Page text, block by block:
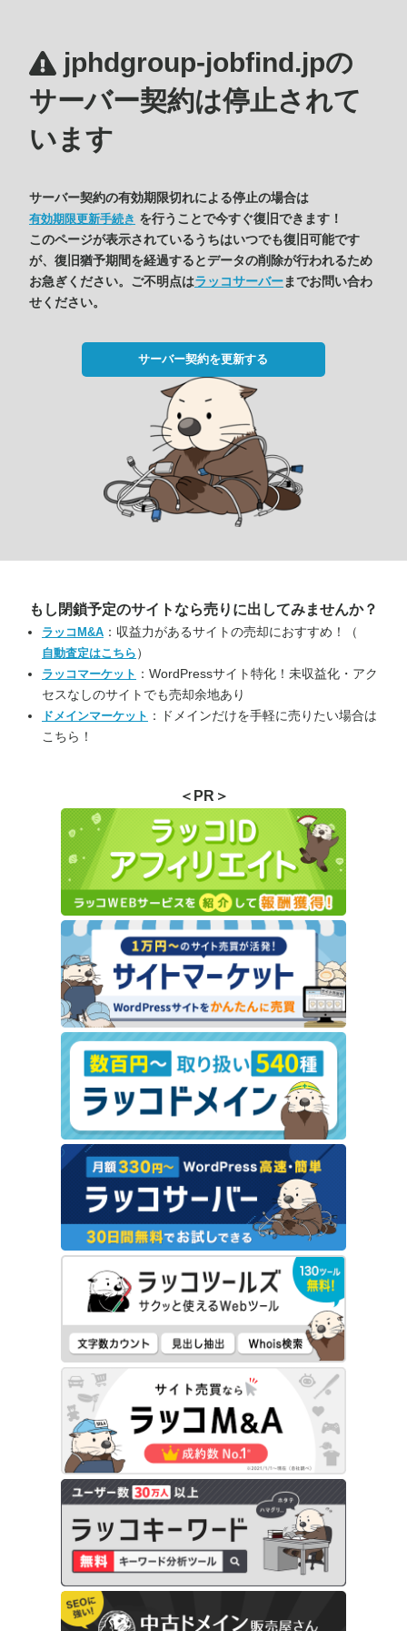
jphdgroup-jobfind.jpの
サーバー契約は停止されて
います
サーバー契約の有効期限切れによる停止の場合は
有効期限更新手続き を行うことで今すぐ復旧できます！
このページが表示されているうちはいつでも復旧可能です
が、復旧猶予期間を経過するとデータの削除が行われるため
お急ぎください。ご不明点はラッコサーバーまでお問い合わ
せください。
サーバー契約を更新する
もし閉鎖予定のサイトなら売りに出してみませんか？
ラッコM&A ：収益力があるサイトの売却におすすめ！（
自動査定はこちら ）
ラッコマーケット ：WordPressサイト特化！未収益化・アク
セスなしのサイトでも売却余地あり
ドメインマーケット ：ドメインだけを手軽に売りたい場合は
こちら！
＜PR＞